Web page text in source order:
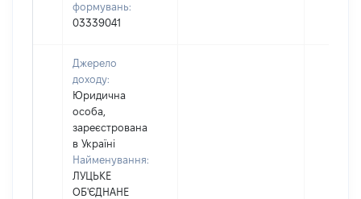
формувань:
03339041
Джерело
доходу:
Юридична
особа,
зареєстрована
в Україні
Найменування:
ЛУЦЬКЕ
ОБ'ЄДНАНЕ